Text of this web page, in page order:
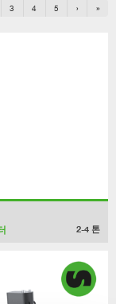
3 4 5 › »
2-4 톤